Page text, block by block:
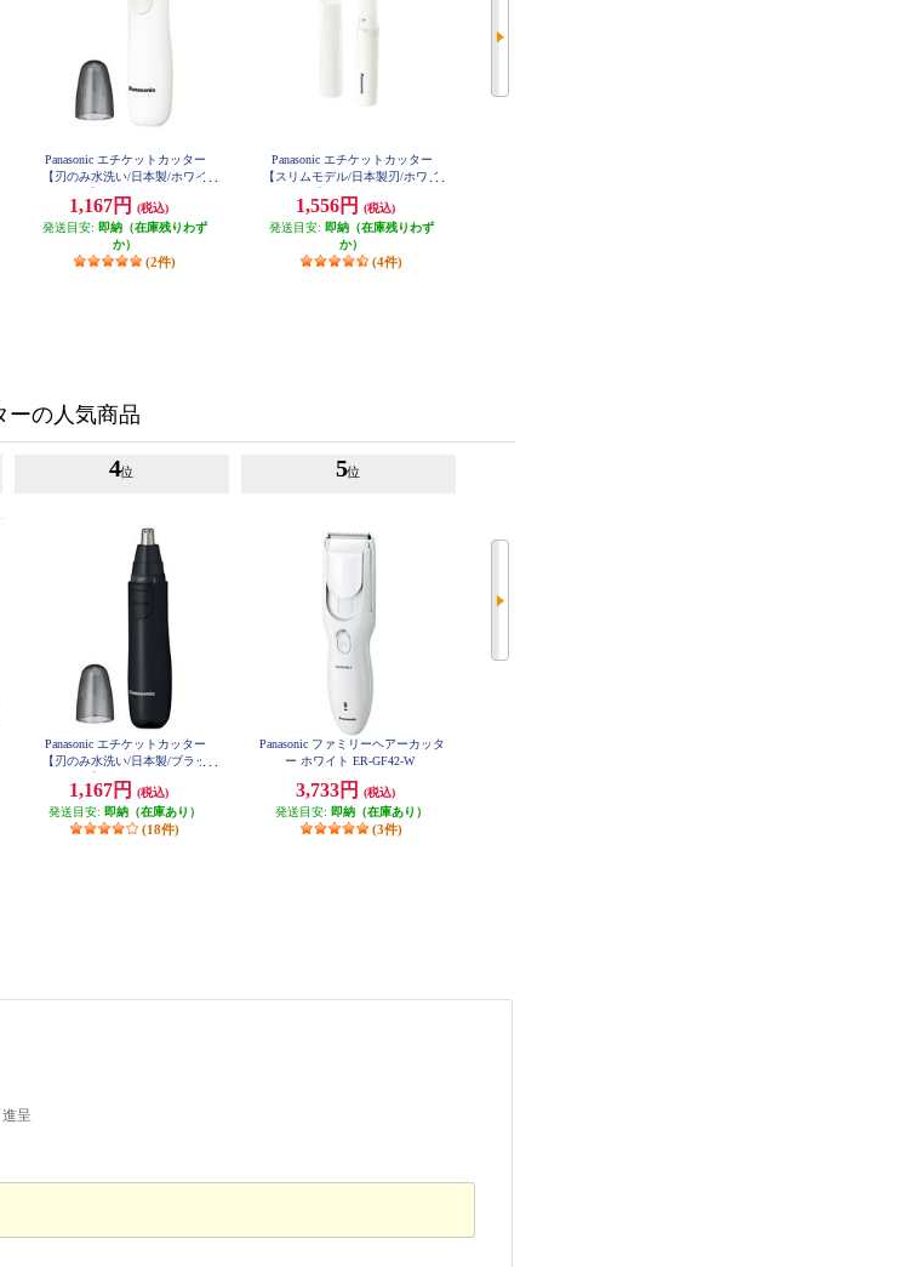
Panasonic エチケットカッター
【刃のみ水洗い/日本製/ホワイ
1,167円
(税込)
発送目安: 即納（在庫残りわず
か）
(2件)
Panasonic エチケットカッター
【スリムモデル/日本製刃/ホワイ
1,556円
(税込)
発送目安: 即納（在庫残りわず
か）
(4件)
ーの人気商品
4位
Panasonic エチケットカッター
【刃のみ水洗い/日本製/ブラッ
1,167円
(税込)
発送目安: 即納（在庫あり）
(18件)
5位
Panasonic ファミリーヘアーカッタ
ー ホワイト ER-GF42-W
3,733円
(税込)
発送目安: 即納（在庫あり）
(3件)
進呈